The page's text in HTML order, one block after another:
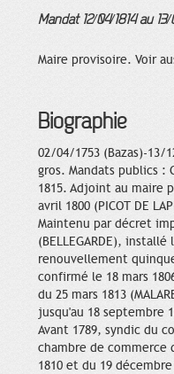
Mandat 12/04/1814 au 13/
Maire provisoire. Voir
Biographie
02/04/1753 (Bazas)-13/
gros. Mandats publics :
1815. Adjoint au maire
avril 1800 (PICOT DE
Maintenu par décret
(BELLEGARDE),
renouvellement
confirmé le 18 mars
du 25 mars 1813
jusqu'au 18 septembre
Avant 1789, syndic du
chambre de commerce
1810 et du 19